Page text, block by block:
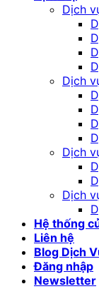
Dịch
Dịch
Dịch
Dịch
Hệ thống
Liên hệ
Blog Dịch
Đăng nhập
Newsletter